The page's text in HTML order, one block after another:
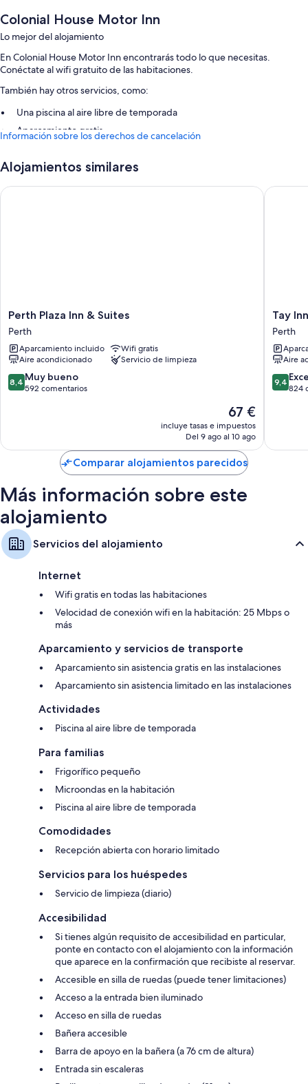
Colonial House Motor Inn
Lo mejor del alojamiento
En Colonial House Motor Inn encontrarás todo lo que necesitas.
Conéctate al wifi gratuito de las habitaciones.
También hay otros servicios, como:
Una piscina al aire libre de temporada
Aparcamiento gratis
Todas las habitaciones en Colonial House Motor Inn tienen
características que incluyen sábanas de alta calidad y espacios para
Información sobre los derechos de cancelación
Alojamientos similares
Perth
Plaza
Inn
&
Suites
Perth
Perth Plaza Inn & Suites
Perth
Aparcamiento incluido
Wifi gratis
Aire acondicionado
Servicio de limpieza
8.4
sobre
8,4 Muy bueno
592 comentarios
El
precio
actual
de
67 €
67 €
incluye tasas e impuestos
Del 9 ago al 10 ago
Perth Plaza Inn & Suites
Tay
Inn
Perth
Tay Inn
Perth
Aire
9.4
sobre
9,4
824
Tay Inn
Comparar alojamientos parecidos
Más información sobre este
alojamiento
Servicios del alojamiento
Internet
Wifi gratis en todas las habitaciones
Velocidad de conexión wifi en la habitación: 25 Mbps o
más
Aparcamiento y servicios de transporte
Aparcamiento sin asistencia gratis en las instalaciones
Aparcamiento sin asistencia limitado en las instalaciones
Actividades
Piscina al aire libre de temporada
Para familias
Frigorífico pequeño
Microondas en la habitación
Piscina al aire libre de temporada
Comodidades
Recepción abierta con horario limitado
Servicios para los huéspedes
Servicio de limpieza (diario)
Accesibilidad
Si tienes algún requisito de accesibilidad en particular,
ponte en contacto con el alojamiento con la información
que aparece en la confirmación que recibiste al reservar.
Accesible en silla de ruedas (puede tener limitaciones)
Acceso a la entrada bien iluminado
Acceso en silla de ruedas
Bañera accesible
Barra de apoyo en la bañera (a 76 cm de altura)
Entrada sin escaleras